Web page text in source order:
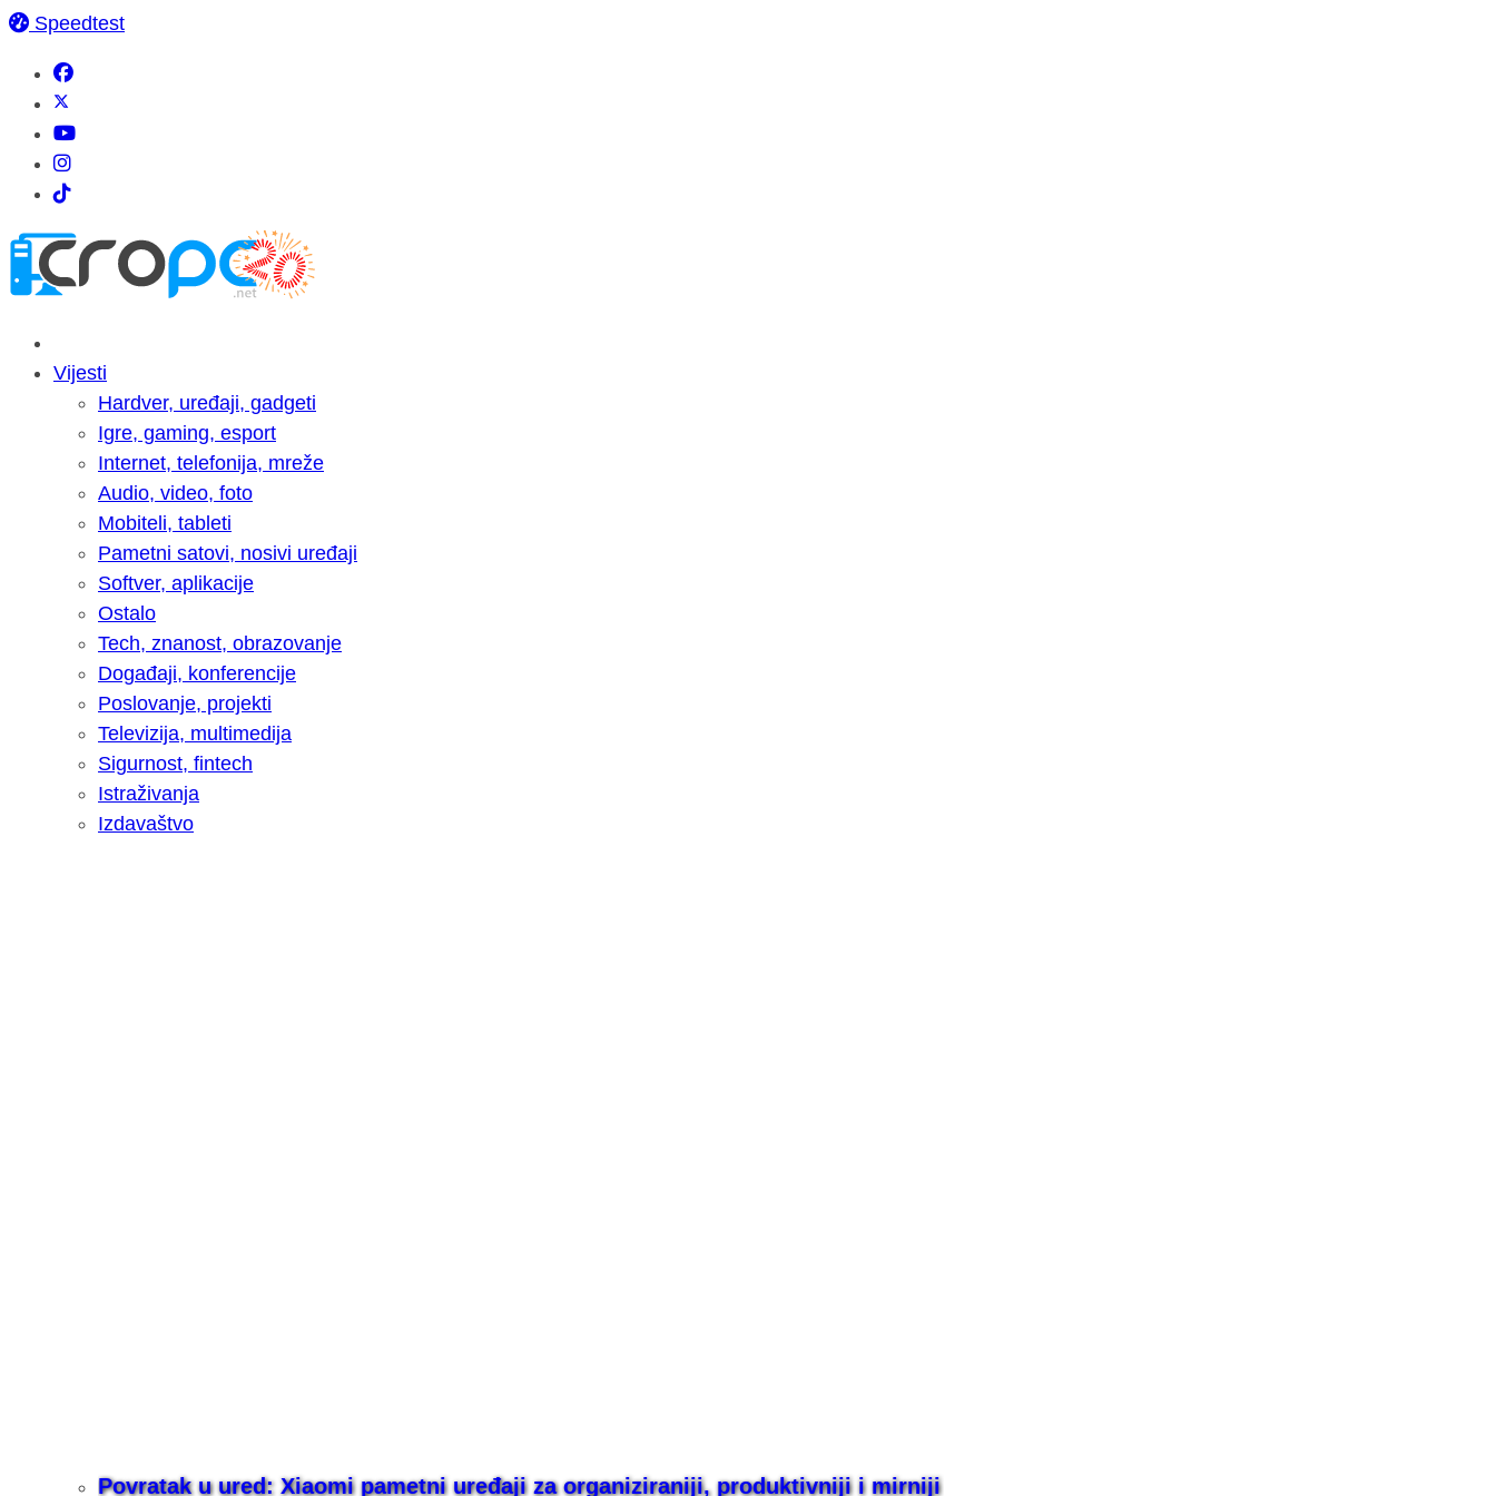
Speedtest
Vijesti
Hardver, uređaji, gadgeti
Igre, gaming, esport
Internet, telefonija, mreže
Audio, video, foto
Mobiteli, tableti
Pametni satovi, nosivi uređaji
Softver, aplikacije
Ostalo
Tech, znanost, obrazovanje
Događaji, konferencije
Poslovanje, projekti
Televizija, multimedija
Sigurnost, fintech
Istraživanja
Izdavaštvo
Povratak u ured: Xiaomi pametni uređaji za organiziraniji, produktivniji i mirniji